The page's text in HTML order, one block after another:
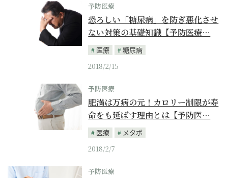
予防医療
恐ろしい「糖尿病」を防ぎ悪化させ
ない対策の基礎知識【予防医療…
医療
糖尿病
2018/2/15
予防医療
肥満は万病の元！カロリー制限が寿
命をも延ばす理由とは【予防医…
医療
メタボ
2018/2/7
予防医療